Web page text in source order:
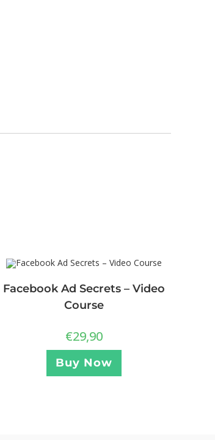
Facebook Ad Secrets – Video
Course
€29,90
Buy Now